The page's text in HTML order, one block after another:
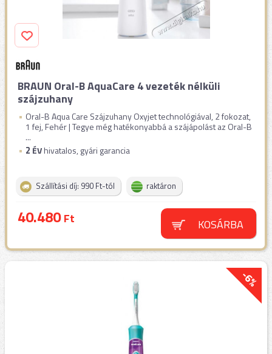
BRAUN Oral-B AquaCare 4 vezeték nélküli
szájzuhany
Oral-B Aqua Care Szájzuhany Oxyjet technológiával, 2 fokozat,
1 fej, Fehér | Tegye még hatékonyabbá a szájápolást az Oral-B
...
2 ÉVhivatalos, gyári garancia
Szállítási díj: 990 Ft-tól raktáron
40.480Ft KOSÁRBA
-6%